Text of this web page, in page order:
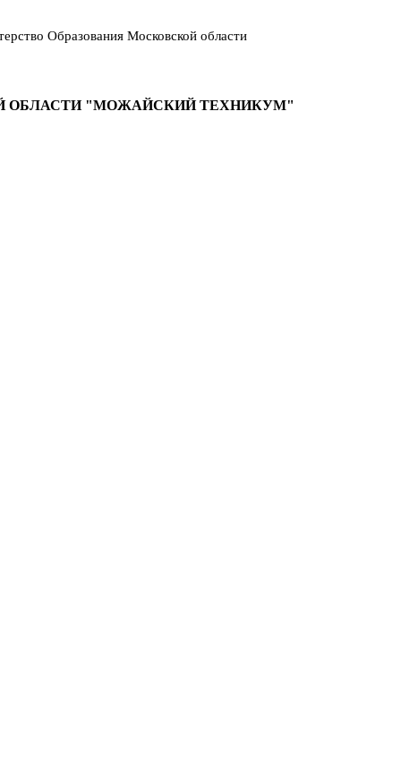
Образования Московской области
ОБЛАСТИ "МОЖАЙСКИЙ ТЕХНИКУМ"